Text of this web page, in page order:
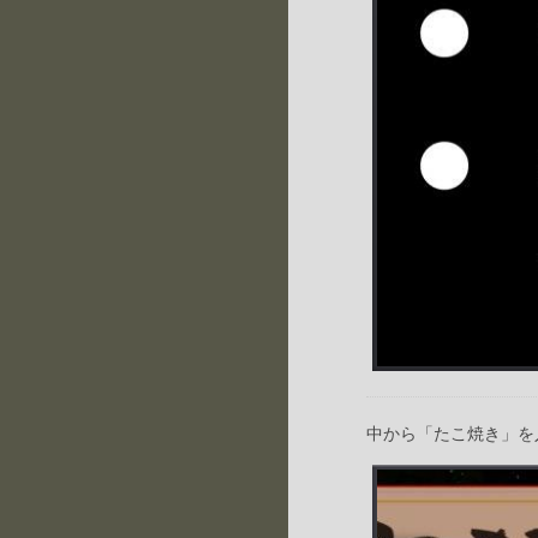
中から「たこ焼き」を